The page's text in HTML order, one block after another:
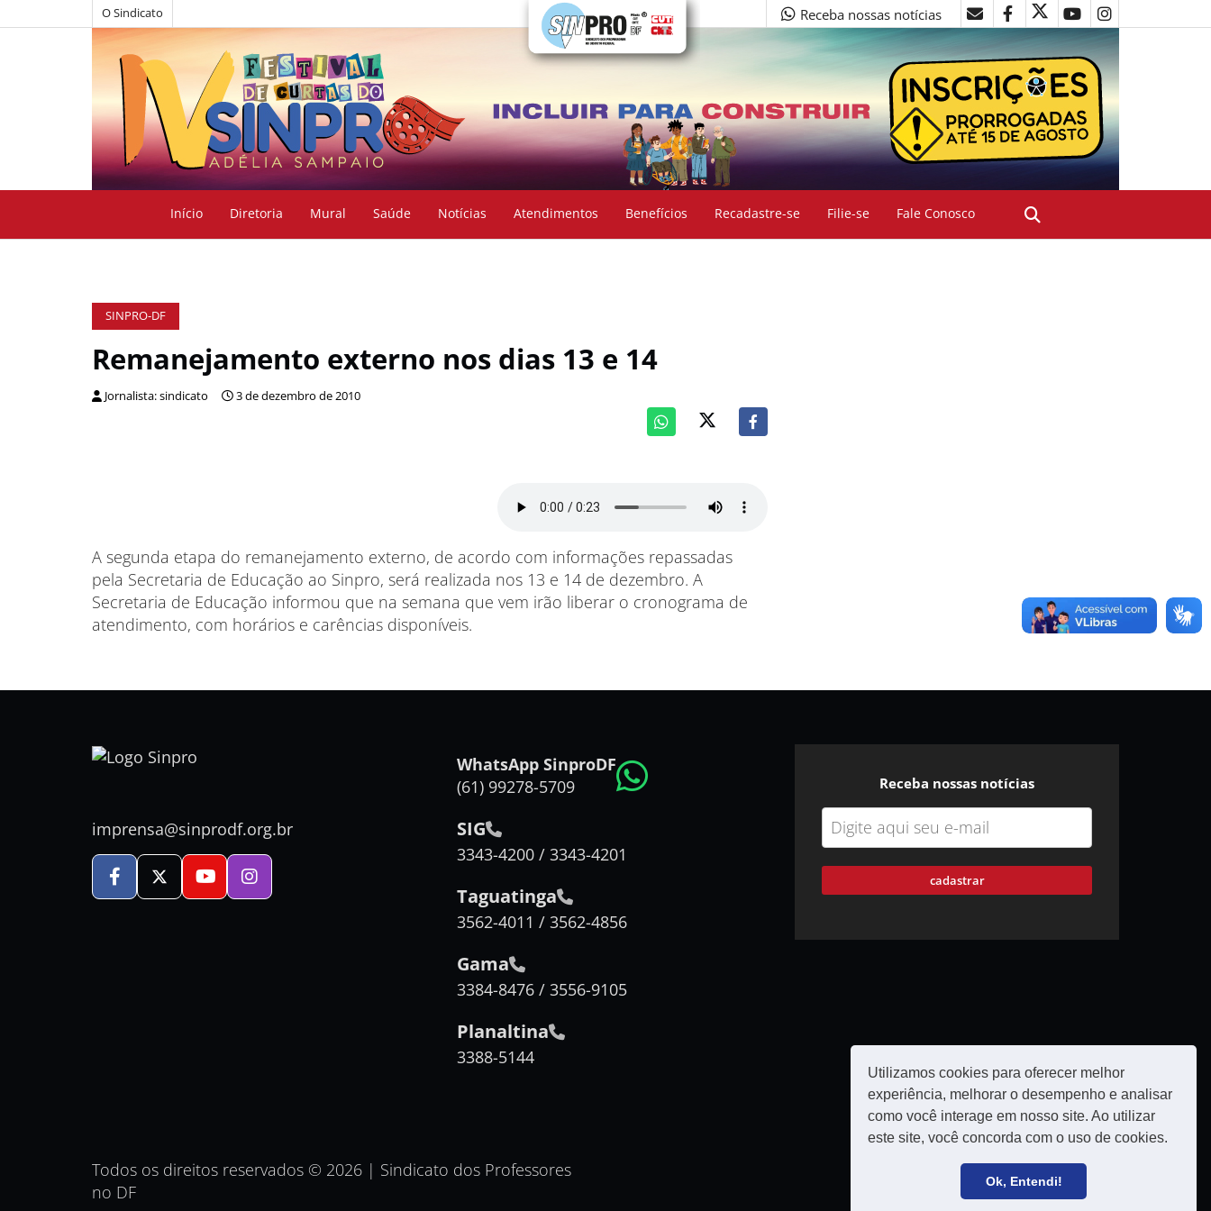
Utilizamos cookies para oferecer melhor
experiência, melhorar o desempenho e analisar
como você interage em nosso site. Ao utilizar
este site, você concorda com o uso de cookies.
Ok, Entendi!
O Sindicato Receba nossas notícias
Início Diretoria Mural Saúde Notícias Atendimentos Benefícios Recadastre-se Filie-se Fale Conosco
SINPRO-DF
Remanejamento externo nos dias 13 e 14
Jornalista: sindicato 3 de dezembro de 2010
A segunda etapa do remanejamento externo, de acordo com informações repassadas
pela Secretaria de Educação ao Sinpro, será realizada nos 13 e 14 de dezembro. A
Secretaria de Educação informou que na semana que vem irão liberar o cronograma de
atendimento, com horários e carências disponíveis.
imprensa@sinprodf.org.br
WhatsApp SinproDF
(61) 99278-5709
SIG
3343-4200 / 3343-4201
Taguatinga
3562-4011 / 3562-4856
Gama
3384-8476 / 3556-9105
Planaltina
3388-5144
Receba nossas notícias
cadastrar
Política de privacidade Filie-se
Todos os direitos reservados © 2026 | Sindicato dos Professores
no DF